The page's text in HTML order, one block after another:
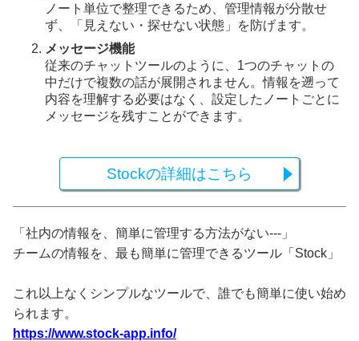
ノート単位で整理できるため、管理情報が分散せ
ず、「見えない・探せない状態」を防げます。
メッセージ機能
従来のチャットツールのように、1つのチャットの
中だけで複数の話が展開されません。情報を遡って
内容を理解する必要はなく、設定したノートごとに
メッセージを残すことができます。
Stockの詳細はこちら
「社内の情報を、簡単に管理する方法がない---」
チームの情報を、最も簡単に管理できるツール「Stock」
これ以上なくシンプルなツールで、誰でも簡単に使い始め
られます。
https://www.stock-app.info/